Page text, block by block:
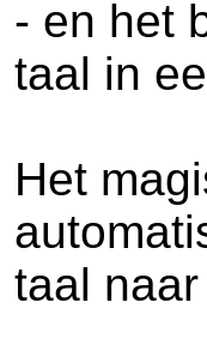
- en het
taal in
Het
taal